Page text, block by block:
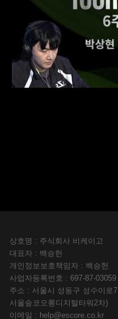
상호명 : 주식회사 비케이고
대표자 : 백승헌
개인정보보호책임자 : 백승헌
사업자등록번호 : 697-87-03059
주소 : 서울시 성동구 성수이로
서울숲코오롱디지털타워2차)
이메일 : help@escore.co.kr